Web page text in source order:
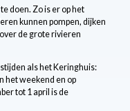
doen. Zo is er op het
kunnen pompen, dijken
de grote rivieren
als het Keringhuis:
het weekend en op
tot 1 april is de